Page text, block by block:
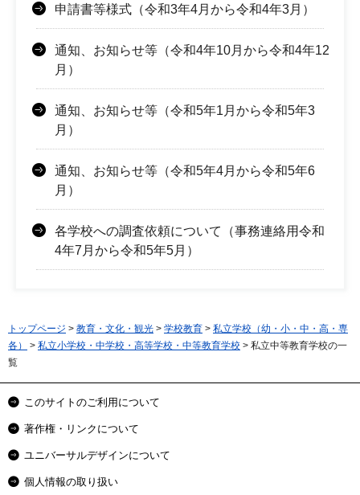
申請書等様式（令和3年4月から令和4年3月）
通知、お知らせ等（令和4年10月から令和4年12
月）
通知、お知らせ等（令和5年1月から令和5年3
月）
通知、お知らせ等（令和5年4月から令和5年6
月）
各学校への調査依頼について（事務連絡用令和
4年7月から令和5年5月）
トップページ > 教育・文化・観光 > 学校教育 > 私立学校（幼・小・中・高・専
各）
> 私立小学校・中学校・高等学校・中等教育学校 > 私立中等教育学校の一
覧
このサイトのご利用について
著作権・リンクについて
ユニバーサルデザインについて
個人情報の取り扱い